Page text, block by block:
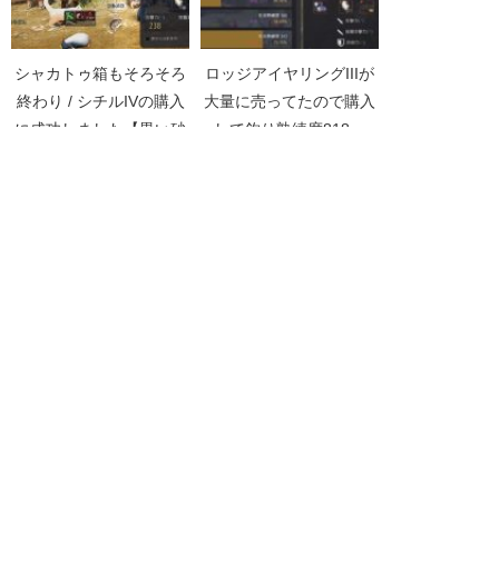
シャカトゥ箱もそろそろ
終わり / シチルIVの購入
に成功しました【黒い砂
ロッジアイヤリングIIIが
大量に売ってたので購入
して釣り熟練度818へ